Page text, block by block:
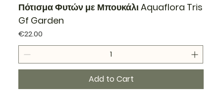
Πότισμα Φυτών με Μπουκάλι Aquaflora Tris
Gf Garden
Price
€22.00
Add to Cart